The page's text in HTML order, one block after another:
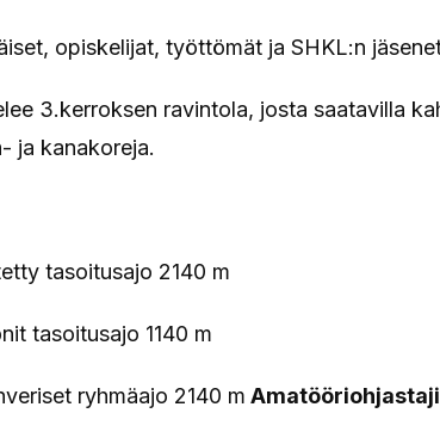
opiskelijat, työttömät ja SHKL:n
3.kerroksen ravintola, josta saatavilla
ja kanakoreja.
tasoitusajo 2140 m
tasoitusajo 1140 m
ryhmäajo 2140 m